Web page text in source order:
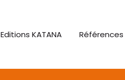
Editions KATANA Références